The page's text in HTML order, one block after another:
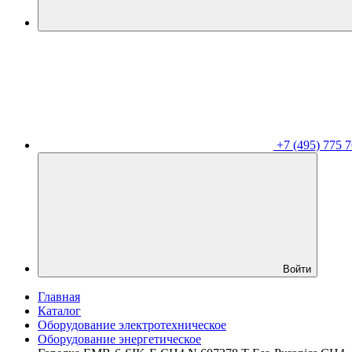
+7 (495) 775
Войти
Главная
Каталог
Оборудование электротехническое
Оборудование энергетическое